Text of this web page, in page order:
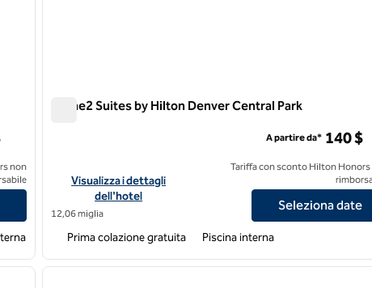
Highlands Ranch
non
Home2 Suites by Hilton Denver Central Park
Visualizza i dettagli dell'hotel Home2 Suites by Hilton Denver
Visualizza i dettagli
dell'hotel
12,06 miglia
A partire da* 140 $
Tariffa con sconto Hilton Honors
Seleziona date
Prima colazione gratuita Piscina interna
immagine successiva
1 di 12